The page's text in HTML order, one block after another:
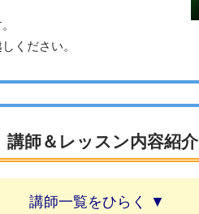
ください。
師＆レッスン内容紹介
講師一覧